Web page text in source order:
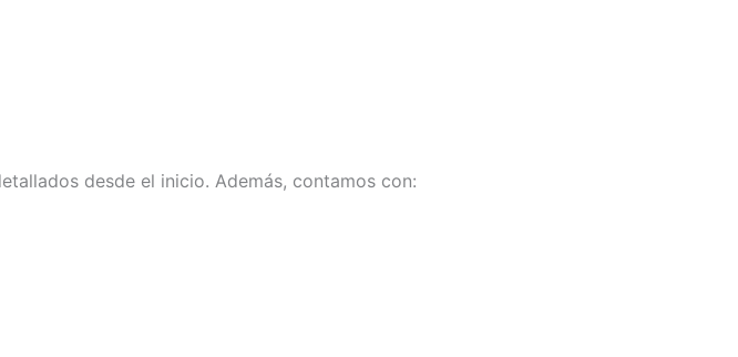
desde el inicio. Además, contamos con: